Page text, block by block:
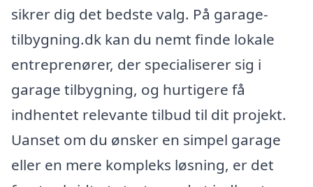
sikrer dig det bedste valg. På garage-
tilbygning.dk kan du nemt finde lokale
entreprenører, der specialiserer sig i
garage tilbygning, og hurtigere få
indhentet relevante tilbud til dit projekt.
Uanset om du ønsker en simpel garage
eller en mere kompleks løsning, er det